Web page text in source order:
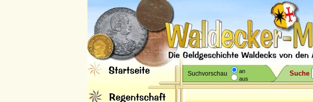
Suchvorschau
an
aus
Suche